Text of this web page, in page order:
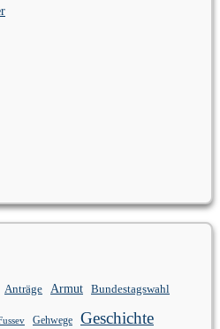
Anträge Armut Bundestagswahl
Gehwege Geschichte